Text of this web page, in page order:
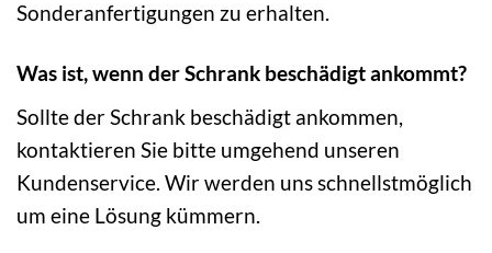
Sonderanfertigungen zu erhalten.
Was ist, wenn der Schrank beschädigt ankommt?
Sollte der Schrank beschädigt ankommen,
kontaktieren Sie bitte umgehend unseren
Kundenservice. Wir werden uns schnellstmöglich
um eine Lösung kümmern.